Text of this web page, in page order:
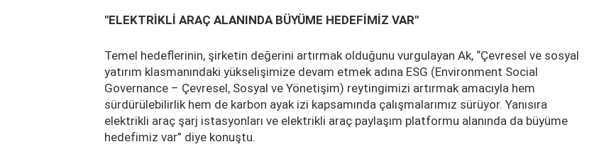
"ELEKTRİKLİ ARAÇ ALANINDA BÜYÜME HEDEFİMİZ VAR"
Temel hedeflerinin, şirketin değerini artırmak olduğunu vurgulayan Ak, “Çevresel ve sosyal
yatırım klasmanındaki yükselişimize devam etmek adına ESG (Environment Social
Governance – Çevresel, Sosyal ve Yönetişim) reytingimizi artırmak amacıyla hem
sürdürülebilirlik hem de karbon ayak izi kapsamında çalışmalarımız sürüyor. Yanısıra
elektrikli araç şarj istasyonları ve elektrikli araç paylaşım platformu alanında da büyüme
hedefimiz var” diye konuştu.